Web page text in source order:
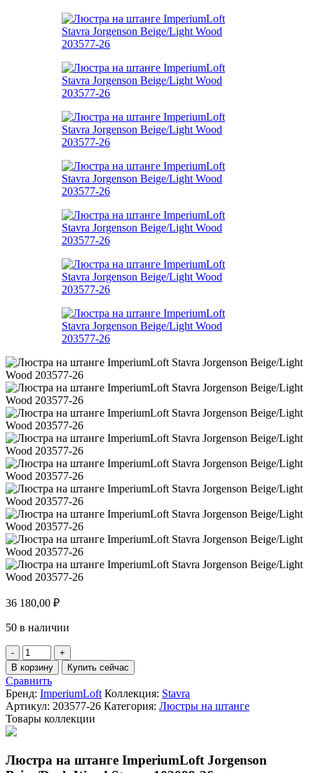
36 180,00 ₽
50 в наличии
Количество
товара
Люстра
на
штанге
ImperiumLoft
Stavra
Wood
В корзину Купить сейчас
Сравнить
Бренд: ImperiumLoft Коллекция: Stavra
Артикул: 203577-26 Категория: Люстры на штанге
Товары коллекции
Люстра на штанге ImperiumLoft Jorgenson